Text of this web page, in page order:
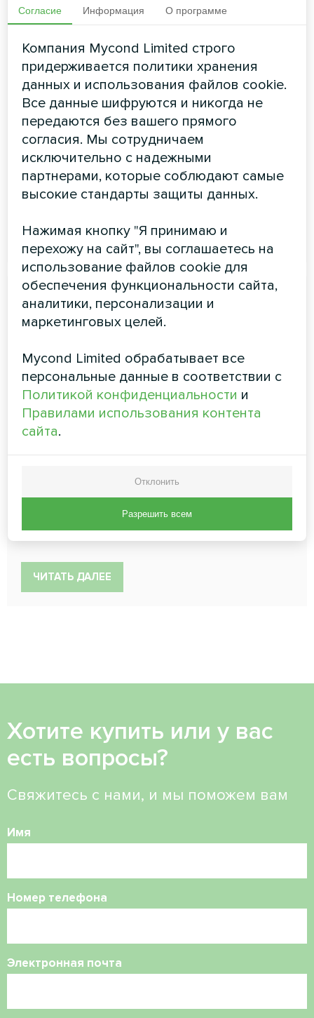
Энергосберегающие
вентиляционные установки
с рекуперацией серии
MVC***-A
Приточно-вытяжная установка наполняет
помещение свежим воздухом и удаляет
загрязненный. Подходит для небольших помещений,
таких как квартиры, офисы, магазины и т.д.
Расход воздуха:360 ... 2000 м3/ч
ЧИТАТЬ ДАЛЕЕ
Энергосберегающие
вентиляционные установки
с рекуперацией серии MV***I-
Энергосберегающая вентиляционная установка с
Расход воздуха:200 ... 3000 м3/ч
ЧИТАТЬ ДАЛЕЕ
Хотите купить или у вас
есть вопросы?
Свяжитесь с нами, и мы поможем вам
Имя
Номер телефона
Электронная почта
Согласие Информация О программе
Компания Mycond Limited строго
придерживается политики хранения
данных и использования файлов cookie.
Все данные шифруются и никогда не
передаются без вашего прямого
согласия. Мы сотрудничаем
исключительно с надежными
партнерами, которые соблюдают самые
высокие стандарты защиты данных.
Нажимая кнопку "Я принимаю и
перехожу на сайт", вы соглашаетесь на
использование файлов cookie для
обеспечения функциональности сайта,
аналитики, персонализации и
маркетинговых целей.
Mycond Limited обрабатывает все
персональные данные в соответствии с
Политикой конфиденциальности и
Правилами использования контента
сайта.
Отклонить
Разрешить всем